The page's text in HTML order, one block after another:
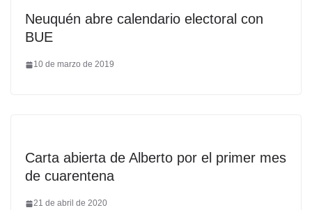
Neuquén abre calendario electoral con
BUE
10 de marzo de 2019
Carta abierta de Alberto por el primer mes
de cuarentena
21 de abril de 2020